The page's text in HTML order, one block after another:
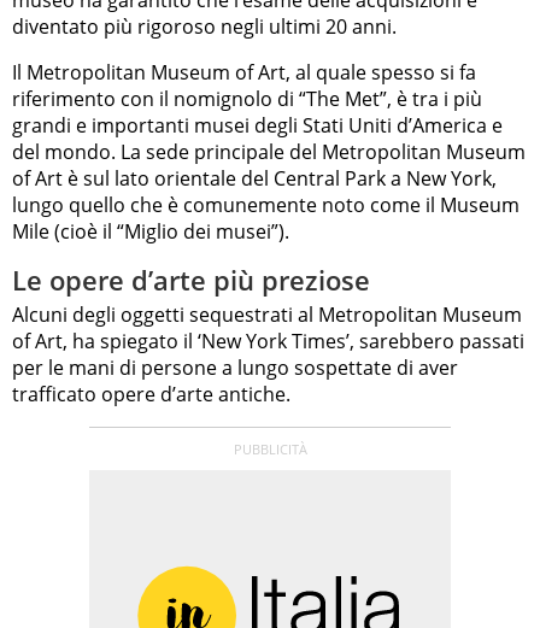
diventato più rigoroso negli ultimi 20 anni.
Il Metropolitan Museum of Art, al quale spesso si fa
riferimento con il nomignolo di “The Met”, è tra i più
grandi e importanti musei degli Stati Uniti d’America e
del mondo. La sede principale del Metropolitan Museum
of Art è sul lato orientale del Central Park a New York,
lungo quello che è comunemente noto come il Museum
Mile (cioè il “Miglio dei musei”).
Le opere d’arte più preziose
Alcuni degli oggetti sequestrati al Metropolitan Museum
of Art, ha spiegato il ‘New York Times’, sarebbero passati
per le mani di persone a lungo sospettate di aver
trafficato opere d’arte antiche.